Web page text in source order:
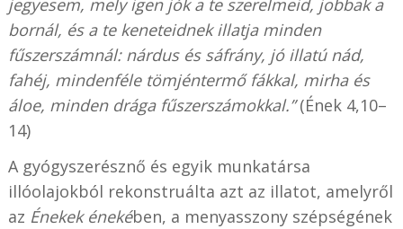
jegyesem, mely igen jók a te szerelmeid, jobbak a
bornál, és a te keneteidnek illatja minden
fűszerszámnál: nárdus és sáfrány, jó illatú nád,
fahéj, mindenféle tömjéntermő fákkal, mirha és
áloe, minden drága fűszerszámokkal.”(Ének 4,10–
14)
A gyógyszerésznő és egyik munkatársa
illóolajokból rekonstruálta azt az illatot, amelyről
az Énekek énekében, a menyasszony szépségének